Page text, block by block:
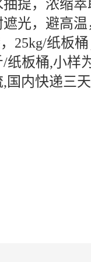
抽提，浓缩
遮光，避高
25kg/纸板
/纸板桶,小
,国内快递三